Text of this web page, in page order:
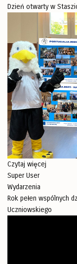
Dzień otwarty w
Czytaj więcej
Super User
Wydarzenia
Rok pełen wspólnych
Uczniowskiego